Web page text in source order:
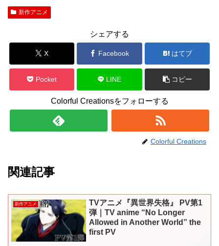
新作アニメ
シェアする
X Facebook はてブ
Pocket LINE コピー
Colorful Creationsをフォローする
Colorful Creations
関連記事
新作アニメ
TVアニメ『異世界失格』 PV第1
弾｜TV anime “No Longer
Allowed in Another World” the
first PV